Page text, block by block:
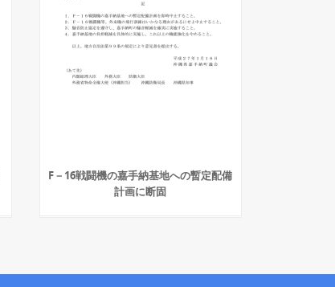
F－16戦闘機の嘉手納基地への暫定配備
計画に断固